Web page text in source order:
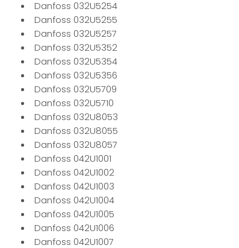
Danfoss 032U5254
Danfoss 032U5255
Danfoss 032U5257
Danfoss 032U5352
Danfoss 032U5354
Danfoss 032U5356
Danfoss 032U5709
Danfoss 032U5710
Danfoss 032U8053
Danfoss 032U8055
Danfoss 032U8057
Danfoss 042U1001
Danfoss 042U1002
Danfoss 042U1003
Danfoss 042U1004
Danfoss 042U1005
Danfoss 042U1006
Danfoss 042U1007